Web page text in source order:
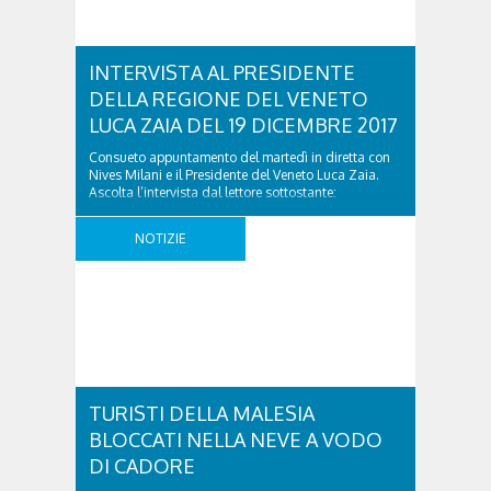
INTERVISTA AL PRESIDENTE
DELLA REGIONE DEL VENETO
LUCA ZAIA DEL 19 DICEMBRE 2017
Consueto appuntamento del martedì in diretta con
Nives Milani e il Presidente del Veneto Luca Zaia.
Ascolta l’intervista dal lettore sottostante:
last modified: Dicembre 19th, 2017 by simona
NOTIZIE
TURISTI DELLA MALESIA
BLOCCATI NELLA NEVE A VODO
DI CADORE